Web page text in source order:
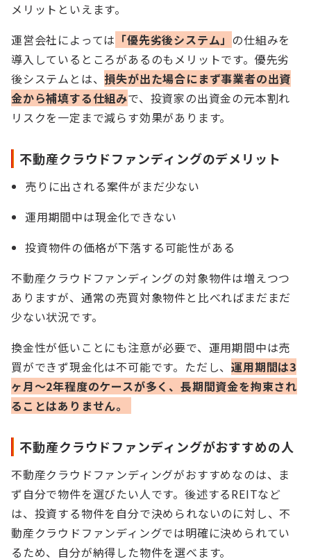
メリットといえます。
運営会社によっては 「優先劣後システム」 の仕組みを
導入しているところがあるのもメリットです。優先劣
後システムとは、損失が出た場合にまず事業者の出資
金から補填する仕組みで、投資家の出資金の元本割れ
リスクを一定まで減らす効果があります。
不動産クラウドファンディングのデメリット
売りに出される案件がまだ少ない
運用期間中は現金化できない
投資物件の価格が下落する可能性がある
不動産クラウドファンディングの対象物件は増えつつ
ありますが、通常の売買対象物件と比べればまだまだ
少ない状況です。
換金性が低いことにも注意が必要で、運用期間中は売
買ができず現金化は不可能です。ただし、運用期間は3
ヶ月～2年程度のケースが多く、長期間資金を拘束され
ることはありません。
不動産クラウドファンディングがおすすめの人
不動産クラウドファンディングがおすすめなのは、ま
ず自分で物件を選びたい人です。後述するREITなど
は、投資する物件を自分で決められないのに対し、不
動産クラウドファンディングでは明確に決められてい
るため、自分が納得した物件を選べます。